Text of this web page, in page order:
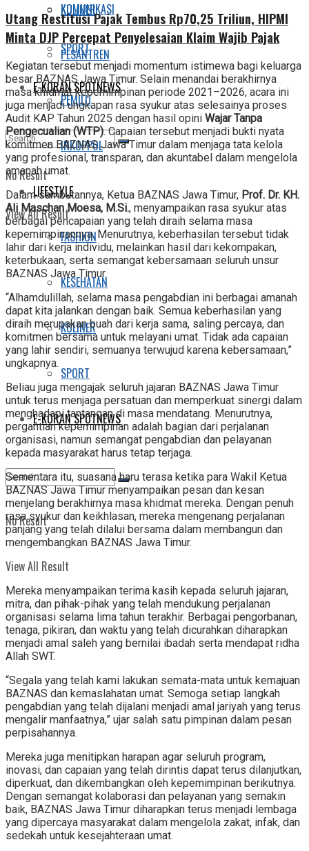
KULINER
SPORT
E-KORAN SPOTNEWS
No Result
View All Result
KOMUNIKASI
PESANTREN
PEMILU
INKOPPOL
LIFESTYLE
FASHION
KESEHATAN
KULINER
SPORT
E-KORAN SPOTNEWS
No Result
View All Result
Utang Restitusi Pajak Tembus Rp70,25 Triliun, HIPMI
Minta DJP Percepat Penyelesaian Klaim Wajib Pajak
Kegiatan tersebut menjadi momentum istimewa bagi keluarga
besar BAZNAS Jawa Timur. Selain menandai berakhirnya
masa khidmat kepemimpinan periode 2021–2026, acara ini
juga menjadi ungkapan rasa syukur atas selesainya proses
Audit KAP Tahun 2025 dengan hasil opini Wajar Tanpa
Pengecualian (WTP). Capaian tersebut menjadi bukti nyata
komitmen BAZNAS Jawa Timur dalam menjaga tata kelola
yang profesional, transparan, dan akuntabel dalam mengelola
amanah umat.
Dalam sambutannya, Ketua BAZNAS Jawa Timur, Prof. Dr. KH.
Ali Maschan Moesa, M.Si., menyampaikan rasa syukur atas
berbagai pencapaian yang telah diraih selama masa
kepemimpinannya. Menurutnya, keberhasilan tersebut tidak
lahir dari kerja individu, melainkan hasil dari kekompakan,
keterbukaan, serta semangat kebersamaan seluruh unsur
BAZNAS Jawa Timur.
“Alhamdulillah, selama masa pengabdian ini berbagai amanah
dapat kita jalankan dengan baik. Semua keberhasilan yang
diraih merupakan buah dari kerja sama, saling percaya, dan
komitmen bersama untuk melayani umat. Tidak ada capaian
yang lahir sendiri, semuanya terwujud karena kebersamaan,”
ungkapnya.
Beliau juga mengajak seluruh jajaran BAZNAS Jawa Timur
untuk terus menjaga persatuan dan memperkuat sinergi dalam
menghadapi tantangan di masa mendatang. Menurutnya,
pergantian kepemimpinan adalah bagian dari perjalanan
organisasi, namun semangat pengabdian dan pelayanan
kepada masyarakat harus tetap terjaga.
Sementara itu, suasana haru terasa ketika para Wakil Ketua
BAZNAS Jawa Timur menyampaikan pesan dan kesan
menjelang berakhirnya masa khidmat mereka. Dengan penuh
rasa syukur dan keikhlasan, mereka mengenang perjalanan
panjang yang telah dilalui bersama dalam membangun dan
mengembangkan BAZNAS Jawa Timur.
Mereka menyampaikan terima kasih kepada seluruh jajaran,
mitra, dan pihak-pihak yang telah mendukung perjalanan
organisasi selama lima tahun terakhir. Berbagai pengorbanan,
tenaga, pikiran, dan waktu yang telah dicurahkan diharapkan
menjadi amal saleh yang bernilai ibadah serta mendapat ridha
Allah SWT.
“Segala yang telah kami lakukan semata-mata untuk kemajuan
BAZNAS dan kemaslahatan umat. Semoga setiap langkah
pengabdian yang telah dijalani menjadi amal jariyah yang terus
mengalir manfaatnya,” ujar salah satu pimpinan dalam pesan
perpisahannya.
Mereka juga menitipkan harapan agar seluruh program,
inovasi, dan capaian yang telah dirintis dapat terus dilanjutkan,
diperkuat, dan dikembangkan oleh kepemimpinan berikutnya.
Dengan semangat kolaborasi dan pelayanan yang semakin
baik, BAZNAS Jawa Timur diharapkan terus menjadi lembaga
yang dipercaya masyarakat dalam mengelola zakat, infak, dan
sedekah untuk kesejahteraan umat.